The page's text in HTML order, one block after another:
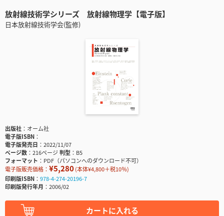
放射線技術学シリーズ 放射線物理学【電子版】
日本放射線技術学会(監修)
出版社
オーム社
電子版ISBN
電子版発売日
2022/11/07
ページ数
216ページ判型
B5
フォーマット
PDF（パソコンへのダウンロード不可）
電子版販売価格： ¥5,280(本体¥4,800＋税10％)
印刷版ISBN
978-4-274-20196-7
印刷版発行年月
2006/02
カートに入れる